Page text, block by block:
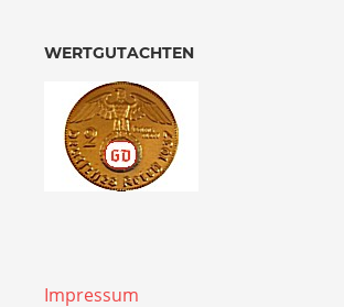
WERTGUTACHTEN
Impressum